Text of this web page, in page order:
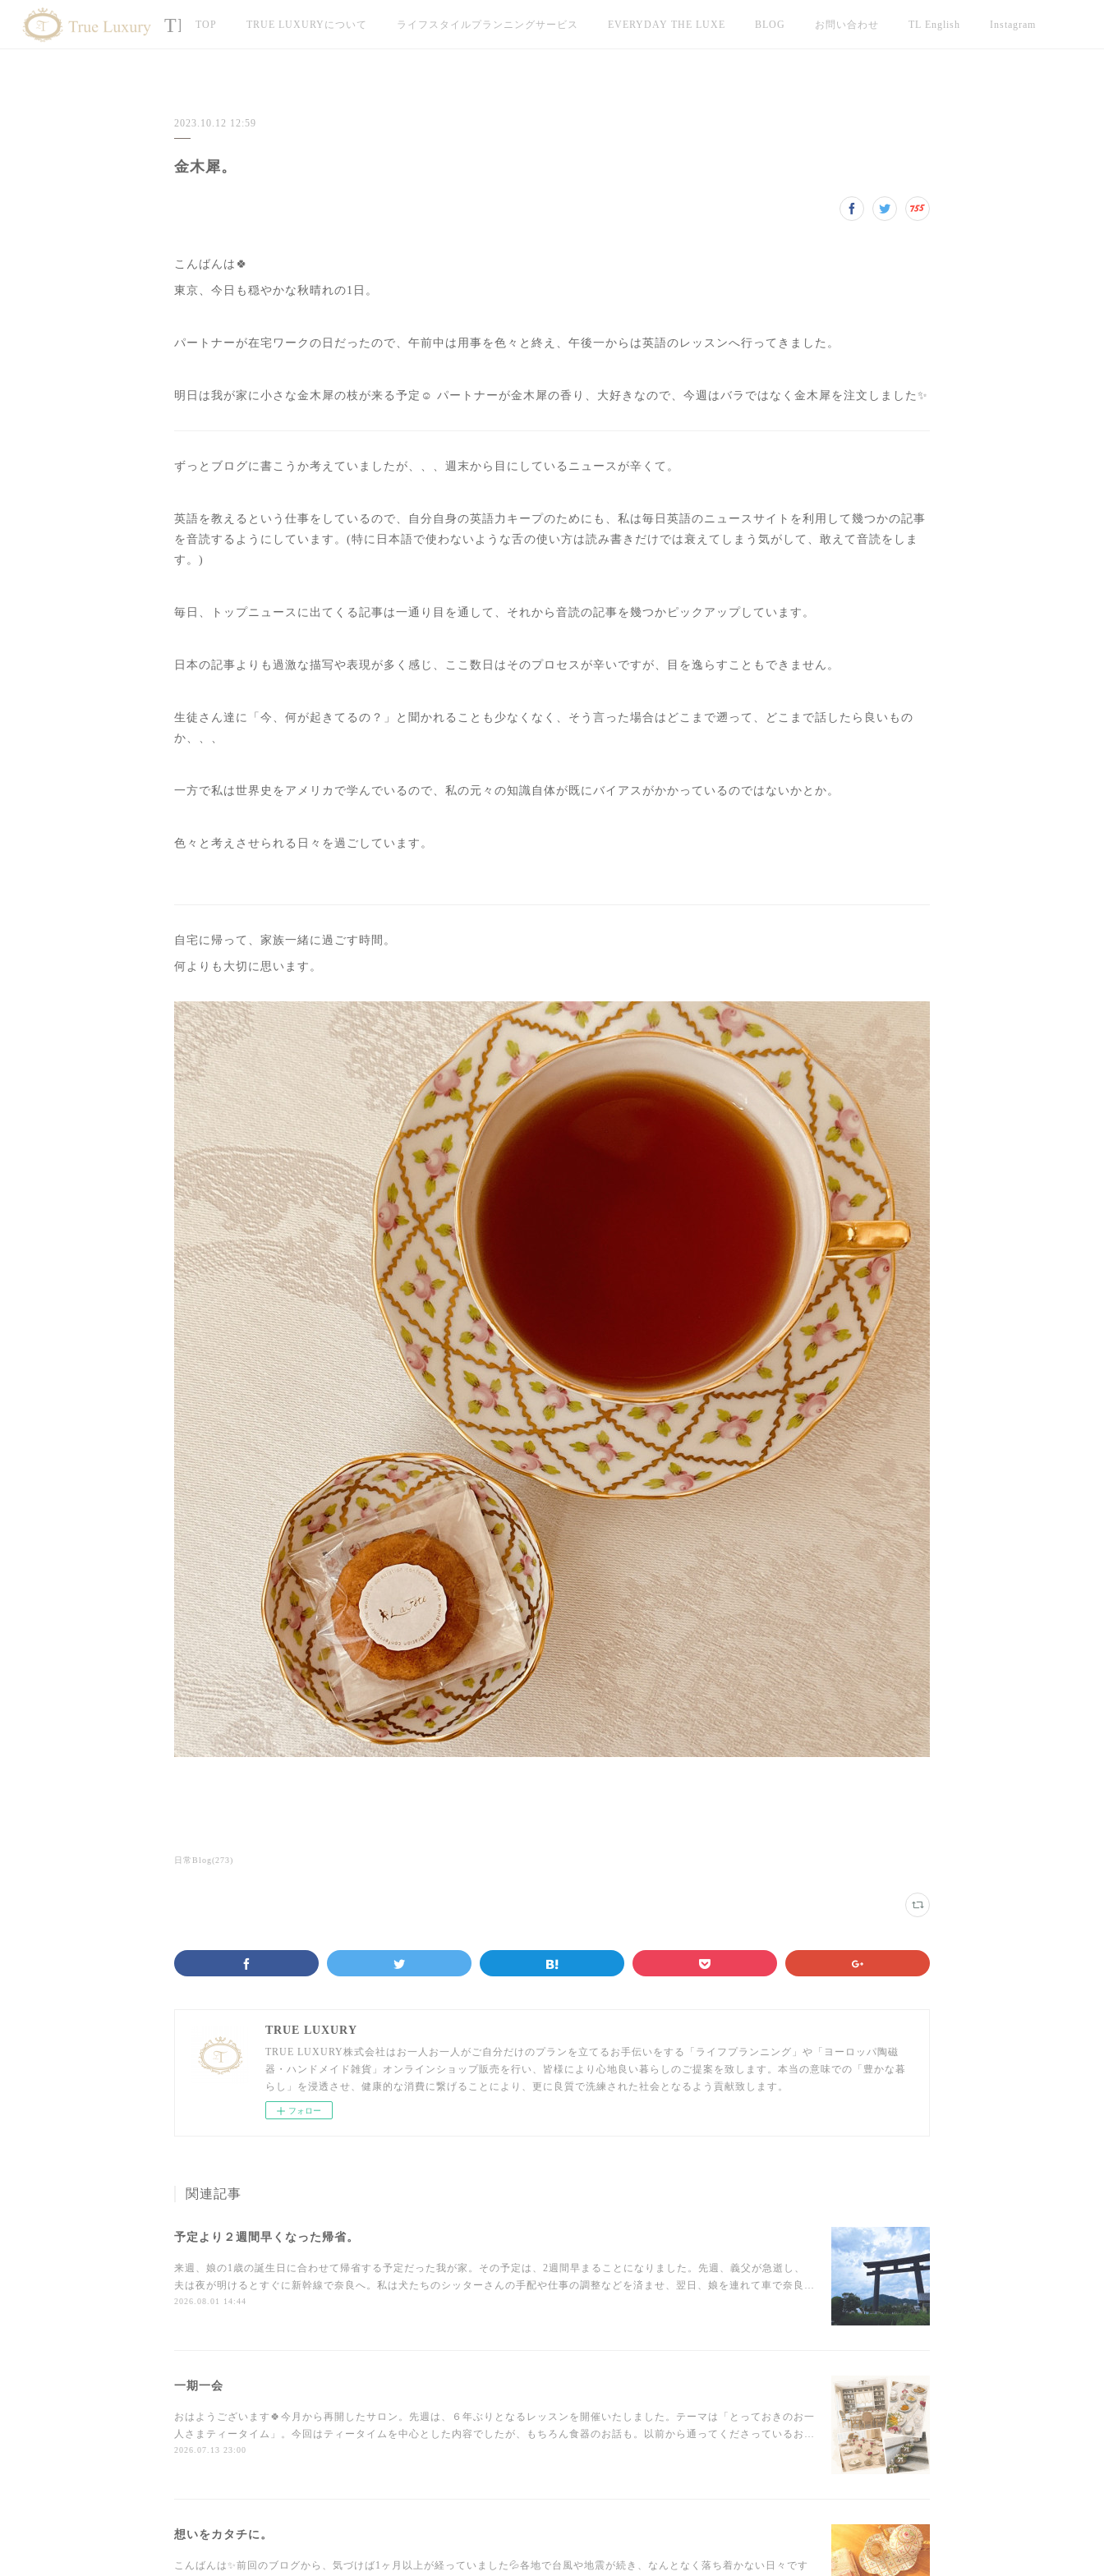
TRUE LUXURY
TOP TRUE LUXURYについて ライフスタイルプランニングサービス EVERYDAY THE LUXE BLOG お問い合わせ TL English Instagram
2023.10.12 12:59
金木犀。
こんばんは🍀
東京、今日も穏やかな秋晴れの1日。
パートナーが在宅ワークの日だったので、午前中は用事を色々と終え、午後一からは英語のレッスンへ行ってきました。
明日は我が家に小さな金木犀の枝が来る予定☺️ パートナーが金木犀の香り、大好きなので、今週はバラではなく金木犀を注文しました✨
ずっとブログに書こうか考えていましたが、、、週末から目にしているニュースが辛くて。
英語を教えるという仕事をしているので、自分自身の英語力キープのためにも、私は毎日英語のニュースサイトを利用して幾つかの記事
を音読するようにしています。(特に日本語で使わないような舌の使い方は読み書きだけでは衰えてしまう気がして、敢えて音読をしま
す。)
毎日、トップニュースに出てくる記事は一通り目を通して、それから音読の記事を幾つかピックアップしています。
日本の記事よりも過激な描写や表現が多く感じ、ここ数日はそのプロセスが辛いですが、目を逸らすこともできません。
生徒さん達に「今、何が起きてるの？」と聞かれることも少なくなく、そう言った場合はどこまで遡って、どこまで話したら良いもの
か、、、
一方で私は世界史をアメリカで学んでいるので、私の元々の知識自体が既にバイアスがかかっているのではないかとか。
色々と考えさせられる日々を過ごしています。
自宅に帰って、家族一緒に過ごす時間。
何よりも大切に思います。
日常Blog(273)
TRUE LUXURY
TRUE LUXURY株式会社はお一人お一人がご自分だけのプランを立てるお手伝いをする「ライフプランニング」や「ヨーロッパ陶磁
器・ハンドメイド雑貨」オンラインショップ販売を行い、皆様により心地良い暮らしのご提案を致します。本当の意味での「豊かな暮
らし」を浸透させ、健康的な消費に繋げることにより、更に良質で洗練された社会となるよう貢献致します。
フォロー
関連記事
予定より２週間早くなった帰省。
来週、娘の1歳の誕生日に合わせて帰省する予定だった我が家。その予定は、2週間早まることになりました。先週、義父が急逝し、
夫は夜が明けるとすぐに新幹線で奈良へ。私は犬たちのシッターさんの手配や仕事の調整などを済ませ、翌日、娘を連れて車で奈良…
2026.08.01 14:44
一期一会
おはようございます🍀今月から再開したサロン。先週は、６年ぶりとなるレッスンを開催いたしました。テーマは「とっておきのお一
人さまティータイム」。今回はティータイムを中心とした内容でしたが、もちろん食器のお話も。以前から通ってくださっているお…
2026.07.13 23:00
想いをカタチに。
こんばんは✨前回のブログから、気づけば1ヶ月以上が経っていました💦各地で台風や地震が続き、なんとなく落ち着かない日々です